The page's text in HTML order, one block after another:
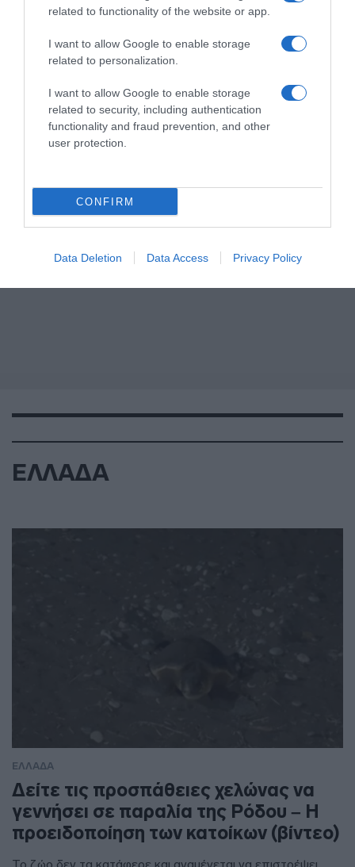
related to functionality of the website or app.
I want to allow Google to enable storage
related to personalization.
I want to allow Google to enable storage
related to security, including authentication
functionality and fraud prevention, and other
user protection.
CONFIRM
Data Deletion Data Access Privacy Policy
ΕΛΛΑΔΑ
ΕΛΛΑΔΑ
Δείτε τις προσπάθειες χελώνας να
γεννήσει σε παραλία της Ρόδου – Η
προειδοποίηση των κατοίκων (βίντεο)
Το ζώο δεν τα κατάφερε και αναμένεται να επιστρέψει